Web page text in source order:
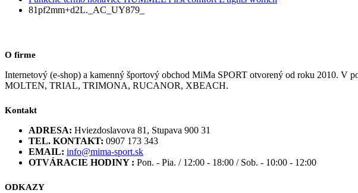
81pf2mm+d2L._AC_UY879_
O firme
Internetový (e-shop) a kamenný športový obchod MiMa SPORT otvorený od roku
MOLTEN, TRIAL, TRIMONA, RUCANOR, XBEACH.
Kontakt
ADRESA: Hviezdoslavova 81, Stupava 900 31
TEL. KONTAKT: 0907 173 343
EMAIL: info@mima-sport.sk
OTVÁRACIE HODINY : Pon. - Pia. / 12:00 - 18:00 / Sob. - 10:00 - 12:00
ODKAZY